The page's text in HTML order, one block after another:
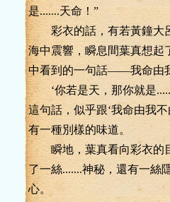
是.......天命！”
彩衣的話，有若黃鐘大
海中震響，瞬息間葉真想起
中看到的一句話——我命由
‘你若是天，那你就是
這句話，似乎跟‘我命由我
有一種別樣的味道。
瞬地，葉真看向彩衣的
了一絲.......神秘，還有一絲
心。